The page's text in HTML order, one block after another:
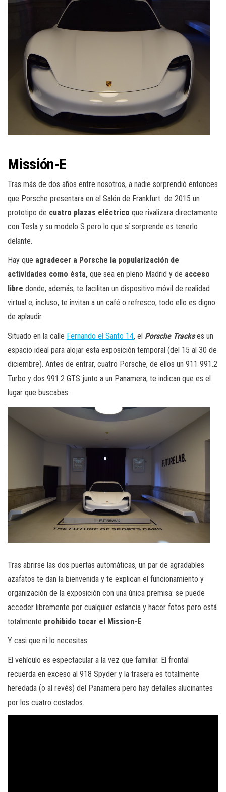
Missión-E
Tras más de dos años entre nosotros, a nadie sorprendió entonces
que Porsche presentara en el Salón de Frankfurt de 2015 un
prototipo de cuatro plazas eléctrico que rivalizara directamente
con Tesla y su modelo S pero lo que sí sorprende es tenerlo
delante.
Hay que agradecer a Porsche la popularización de
actividades como ésta, que sea en pleno Madrid y de acceso
libre donde, además, te facilitan un dispositivo móvil de realidad
virtual e, incluso, te invitan a un café o refresco, todo ello es digno
de aplaudir.
Situado en la calle Fernando el Santo 14, el Porsche Trackses un
espacio ideal para alojar esta exposición temporal (del 15 al 30 de
diciembre). Antes de entrar, cuatro Porsche, de ellos un 911 991.2
Turbo y dos 991.2 GTS junto a un Panamera, te indican que es el
lugar que buscabas.
Tras abrirse las dos puertas automáticas, un par de agradables
azafatos te dan la bienvenida y te explican el funcionamiento y
organización de la exposición con una única premisa: se puede
acceder libremente por cualquier estancia y hacer fotos pero está
totalmente prohibido tocar el Mission-E.
Y casi que ni lo necesitas.
El vehículo es espectacular a la vez que familiar. El frontal
recuerda en exceso al 918 Spyder y la trasera es totalmente
heredada (o al revés) del Panamera pero hay detalles alucinantes
por los cuatro costados.